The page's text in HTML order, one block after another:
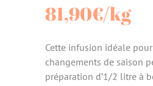
81,90€/kg
Cette infusion idéale
changements de saison
préparation d’1/2 litre à